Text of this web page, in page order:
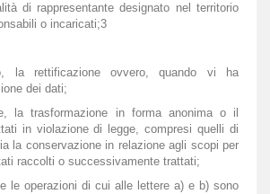
di rappresentante designato nel territorio
o incaricati;3
la rettificazione ovvero, quando vi ha
dei dati;
la trasformazione in forma anonima o il
in violazione di legge, compresi quelli di
la conservazione in relazione agli scopi per
raccolti o successivamente trattati;
le operazioni di cui alle lettere a) e b) sono